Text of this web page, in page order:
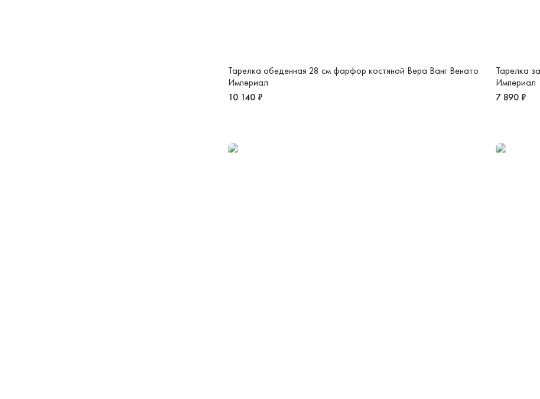
Тарелка обеденная 28 см фарфор костяной Вера Ванг Венато
Империал
10 140 ₽
Тарелка
Империал
7 890 ₽